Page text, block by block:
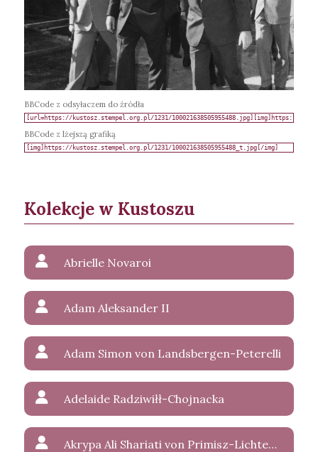
BBCode z odsyłaczem do źródła
BBCode z lżejszą grafiką
Kolekcje w Kustoszu
Abrielle Novaroi
Adam Aleksander II
Adam Simon von Landsbergen-Peterelli
Adelaide Radziwiłł-Chojnacka
Akrypa Ali Shariati von Primisz-Lichtenstein